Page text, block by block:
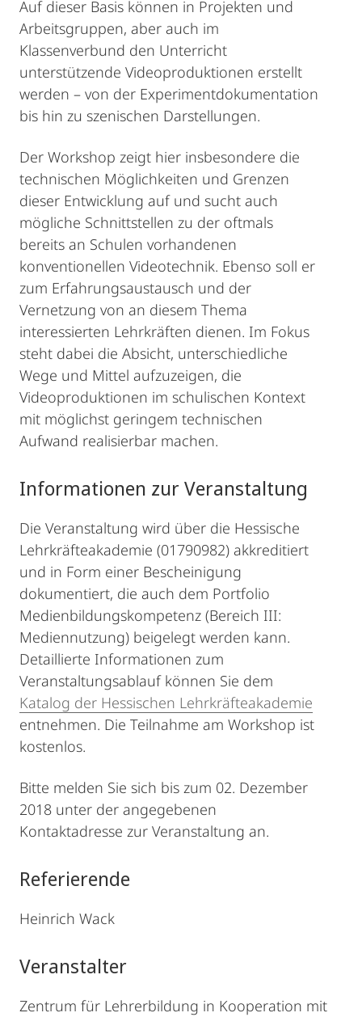
Auf dieser Basis können in Projekten und
Arbeitsgruppen, aber auch im
Klassenverbund den Unterricht
unterstützende Videoproduktionen erstellt
werden – von der Experimentdokumentation
bis hin zu szenischen Darstellungen.
Der Workshop zeigt hier insbesondere die
technischen Möglichkeiten und Grenzen
dieser Entwicklung auf und sucht auch
mögliche Schnittstellen zu der oftmals
bereits an Schulen vorhandenen
konventionellen Videotechnik. Ebenso soll er
zum Erfahrungsaustausch und der
Vernetzung von an diesem Thema
interessierten Lehrkräften dienen. Im Fokus
steht dabei die Absicht, unterschiedliche
Wege und Mittel aufzuzeigen, die
Videoproduktionen im schulischen Kontext
mit möglichst geringem technischen
Aufwand realisierbar machen.
Informationen zur Veranstaltung
Die Veranstaltung wird über die Hessische
Lehrkräfteakademie (01790982) akkreditiert
und in Form einer Bescheinigung
dokumentiert, die auch dem Portfolio
Medienbildungskompetenz (Bereich III:
Mediennutzung) beigelegt werden kann.
Detaillierte Informationen zum
Veranstaltungsablauf können Sie dem
Katalog der Hessischen Lehrkräfteakademie
entnehmen. Die Teilnahme am Workshop ist
kostenlos.
Bitte melden Sie sich bis zum 02. Dezember
2018 unter der angegebenen
Kontaktadresse zur Veranstaltung an.
Referierende
Heinrich Wack
Veranstalter
Zentrum für Lehrerbildung in Kooperation mit